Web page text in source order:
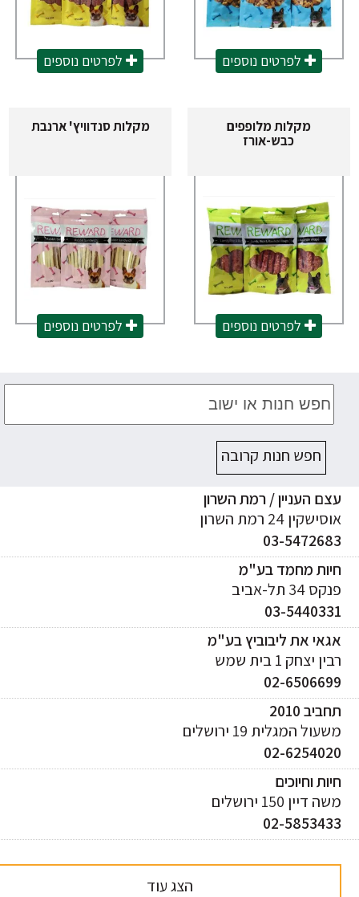
לפרטים נוספים לפרטים נוספים
מקלות מלופפים
כבש-אורז
לפרטים נוספים
מקלות סנדוויץ' ארנבת
לפרטים נוספים
חפש חנות קרובה
העניין / רמת השרון
24 רמת השרון
03-
מחמד בע"מ
34 תל-אביב
03-
את ליבוביץ בע"מ
יצחק 1 בית שמש
02-
2010
המגלית 19 ירושלים
02-
וחיוכים
150 ירושלים
02-
הצג עוד